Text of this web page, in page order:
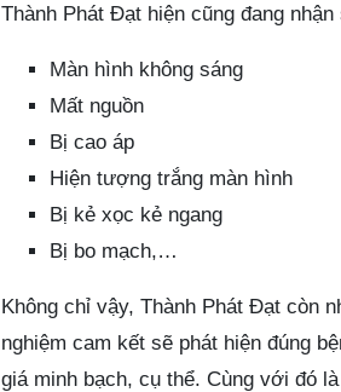
Thành Phát Đạt hiện cũng đang
Màn hình không sáng
Mất nguồn
Bị cao áp
Hiện tượng trắng màn hình
Bị kẻ xọc kẻ ngang
Bị bo mạch,…
Không chỉ vậy, Thành Phát Đạt còn
nghiệm cam kết sẽ phát hiện đúng
giá minh bạch, cụ thể. Cùng với đó